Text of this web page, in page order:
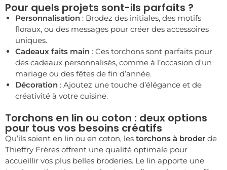
Pour quels projets sont-ils parfaits ?
Personnalisation : Brodez des initiales, des motifs
floraux, ou des messages pour créer des accessoires
uniques.
Cadeaux faits main : Ces torchons sont parfaits pour
des cadeaux personnalisés, comme à l’occasion d’un
mariage ou des fêtes de fin d’année.
Décoration : Ajoutez une touche d’élégance et de
créativité à votre cuisine.
Torchons en lin ou coton : deux options
pour tous vos besoins créatifs
Qu’ils soient en lin ou en coton, les torchons à broder de
Thieffry Frères offrent une qualité optimale pour
accueillir vos plus belles broderies. Le lin apporte une